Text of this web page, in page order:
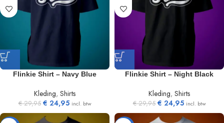
Flinkie Shirt – Navy Blue
Kleding, Shirts
€29,95 € 24,95 incl. btw
Flinkie Shirt – Night Black
Kleding, Shirts
€29,95 € 24,95 incl. btw